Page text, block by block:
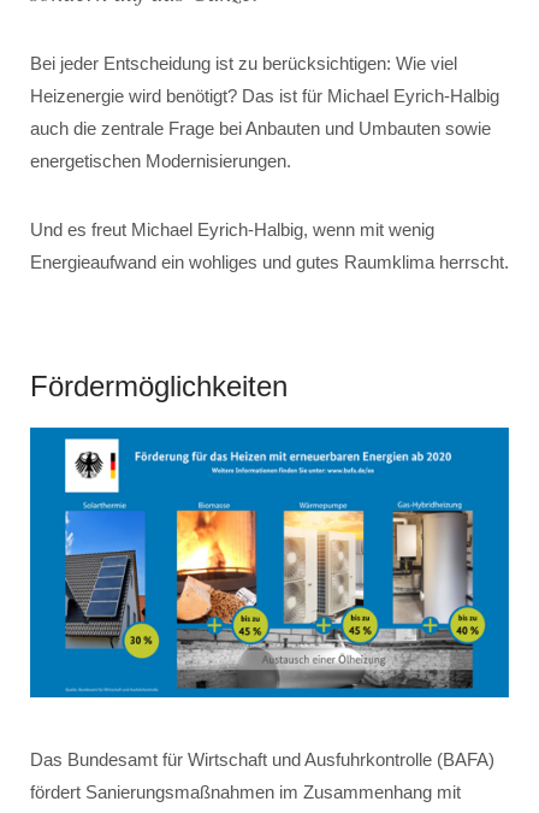
Bei jeder Entscheidung ist zu berücksichtigen: Wie viel
Heizenergie wird benötigt? Das ist für Michael Eyrich-Halbig
auch die zentrale Frage bei Anbauten und Umbauten sowie
energetischen Modernisierungen.
Und es freut Michael Eyrich-Halbig, wenn mit wenig
Energieaufwand ein wohliges und gutes Raumklima herrscht.
Fördermöglichkeiten
Das Bundesamt für Wirtschaft und Ausfuhrkontrolle (BAFA)
fördert Sanierungsmaßnahmen im Zusammenhang mit